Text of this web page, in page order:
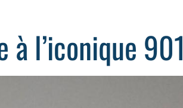
à l’iconique 901